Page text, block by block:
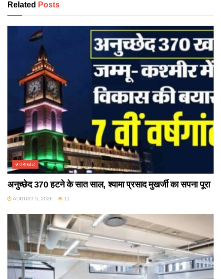
Related Posts
उत्तराखंड
अनुच्छेद 370 हटने के सात साल, श्यामा प्रसाद मुखर्जी का सपना पूरा
AUGUST 5, 2026 11